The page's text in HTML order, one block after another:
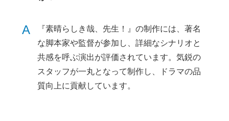
A
『素晴らしき哉、先生！』の制作には、著名
な脚本家や監督が参加し、詳細なシナリオと
共感を呼ぶ演出が評価されています。気鋭の
スタッフが一丸となって制作し、ドラマの品
質向上に貢献しています。